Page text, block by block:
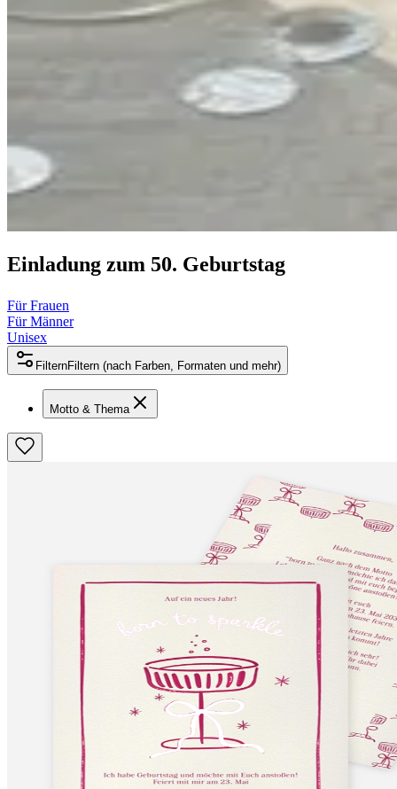
Einladung zum 50. Geburtstag
Für Frauen
Für Männer
Unisex
FilternFiltern (nach Farben, Formaten und mehr)
Motto & Thema